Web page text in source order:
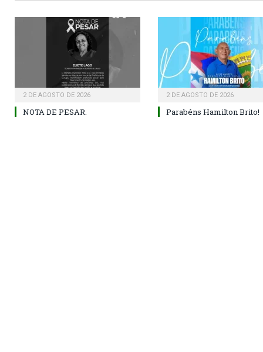
2 DE AGOSTO DE 2026
NOTA DE PESAR.
2 DE AGOSTO DE 2026
Parabéns Hamilton Brito!